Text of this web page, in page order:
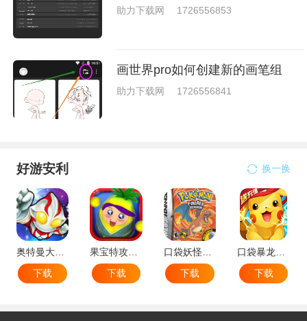
助力下载网 1726556853
画世界pro如何创建新的画笔组
助力下载网 1726556841
好游安利 换一换
奥特曼大战小怪兽
下载
下载
下载
下载